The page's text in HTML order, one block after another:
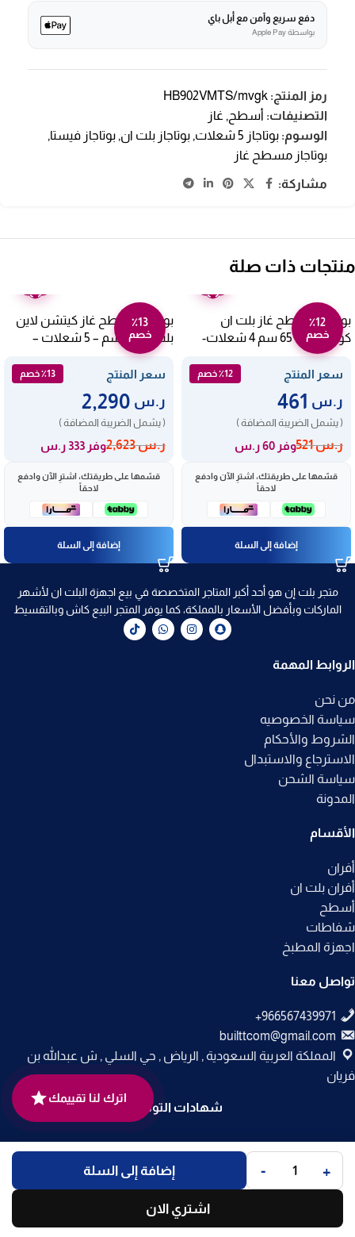
دفع سريع وآمن مع أبل باي
بواسطة Apple Pay
رمز المنتج: HB902VMTS/mvgk
التصنيفات: أسطح , غاز
الوسوم: بوتاجاز 5 شعلات , بوتاجاز بلت ان, بوتاجاز فيستا,
بوتاجاز مسطح غاز
مشاركة:
منتجات ذات صلة
٪12
خصم
بوتاجاز مسطح غاز بلت ان
كومتيل 60*65 سم 4 شعلات-
اسود C6-40BF
سعر المنتج
٪12 خصم
ر.س
( يشمل الضريبة المضافة )
ر.س521 وفر 60 ر.س
قسّمها على طريقتك، اشترِ الآن وادفع
لاحقاً
إضافة إلى السلة
٪13
خصم
بوتاجاز مسطح غاز كيتشن لاين
بلت ان 75 سم – 5 شعلات –
أسود*ستيل OY5075
سعر المنتج
٪13 خصم
ر.س
( يشمل الضريبة المضافة )
ر.س2,623 وفر 333 ر.س
قسّمها على طريقتك، اشترِ الآن وادفع
لاحقاً
إضافة إلى السلة
متجر بلت إن هو أحد أكبر المتاجر المتخصصة في بيع اجهزة البلت ان لأشهر
الماركات وبأفضل الأسعار بالمملكة، كما يوفر المتجر البيع كاش وبالتقسيط
الروابط المهمة
من نحن
سياسة الخصوصيه
الشروط والأحكام
الاسترجاع والاستبدال
سياسة الشحن
المدونة
الأقسام
أفران
أفران بلت ان
أسطح
شفاطات
اجهزة المطبخ
تواصل معنا
builttcom@gmail.com
المملكة العربية السعودية , الرياض , حي السلي , ش عبدالله بن
فريان
شهادات التوثيق
جميع الحقوق محفوظة لـمتجر بلت إن© 2025.
تم التطوير بواسطةCode Times
. +
- إضافة إلى السلة
اشتري الان
اترك لنا تقييمك